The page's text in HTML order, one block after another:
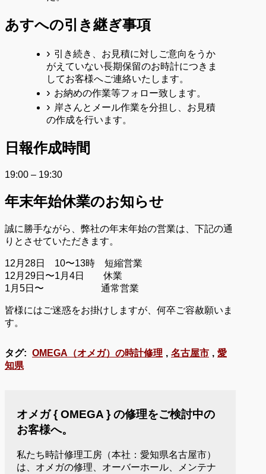
あすへの引き継ぎ事項
引き続き、お見積に対しご意向をうか
がえていない長期保留のお時計につきま
してお客様へご連絡いたします。
お納めの作業等フォロー致します。
岸さんとメール作業を分担し、お見積
の作成を行います。
日報作成時間
19:00 – 19:30
年末年始休業のお知らせ
誠に勝手ながら、弊社の年末年始の営業は、下記の通
りとさせていただきます。
12月28日 10〜13時 短縮営業
12月29日〜1月4日 休業
1月5日〜 通常営業
皆様にはご迷惑をお掛けしますが、何卒ご容赦願いま
す。
タグ: OMEGA（オメガ）の時計修理 , 名古屋市 , 愛
知県
オメガ { OMEGA } の修理をご検討中の
お客様へ。
私たち時計修理工房（本社：愛知県名古屋市）
は、オメガの修理、オーバーホール、メンテナ